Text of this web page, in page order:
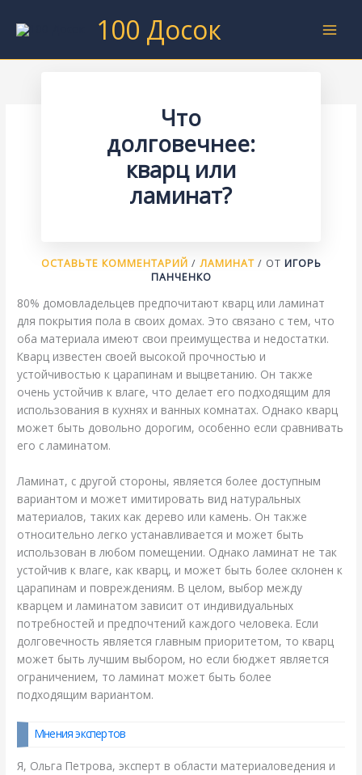
100 Досок
Что
долговечнее:
кварц или
ламинат?
ОСТАВЬТЕ КОММЕНТАРИЙ / ЛАМИНАТ/ ОТ ИГОРЬ
ПАНЧЕНКО
80% домовладельцев предпочитают кварц или ламинат
для покрытия пола в своих домах. Это связано с тем, что
оба материала имеют свои преимущества и недостатки.
Кварц известен своей высокой прочностью и
устойчивостью к царапинам и выцветанию. Он также
очень устойчив к влаге, что делает его подходящим для
использования в кухнях и ванных комнатах. Однако кварц
может быть довольно дорогим, особенно если сравнивать
его с ламинатом.
Ламинат, с другой стороны, является более доступным
вариантом и может имитировать вид натуральных
материалов, таких как дерево или камень. Он также
относительно легко устанавливается и может быть
использован в любом помещении. Однако ламинат не так
устойчив к влаге, как кварц, и может быть более склонен к
царапинам и повреждениям. В целом, выбор между
кварцем и ламинатом зависит от индивидуальных
потребностей и предпочтений каждого человека. Если
долговечность является главным приоритетом, то кварц
может быть лучшим выбором, но если бюджет является
ограничением, то ламинат может быть более
подходящим вариантом.
Мнения экспертов
Я, Ольга Петрова, эксперт в области материаловедения и